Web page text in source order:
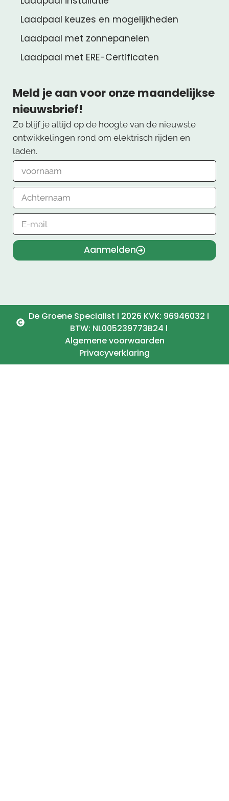
Laadpaal keuzes en mogelijkheden
Laadpaal met zonnepanelen
Laadpaal met ERE-Certificaten
Meld je aan voor onze maandelijkse
nieuwsbrief!
Zo blijf je altijd op de hoogte van de nieuwste
ontwikkelingen rond om elektrisch rijden en
laden.
Aanmelden
Algemene voorwaarden
De Groene Specialist l 2026 KVK: 96946032 l
BTW: NL005239773B24 l
Privacyverklaring